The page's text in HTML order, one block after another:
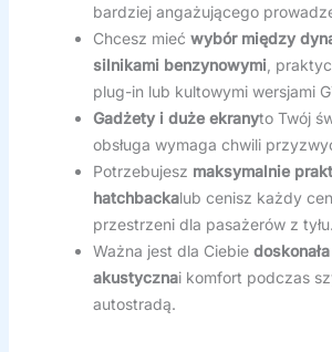
bardziej angażującego
Chcesz mieć wybór między
silnikami benzynowymi ,
plug-in lub kultowymi wersjami
Gadżety i duże ekranyto Twój
obsługa wymaga chwili
Potrzebujesz maksymalnie
hatchbackalub cenisz każdy
przestrzeni dla pasażerów z tyłu.
Ważna jest dla Ciebie
akustycznai komfort podczas
autostradą.